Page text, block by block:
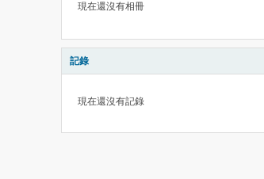
現在還沒有相冊
記錄
現在還沒有記錄